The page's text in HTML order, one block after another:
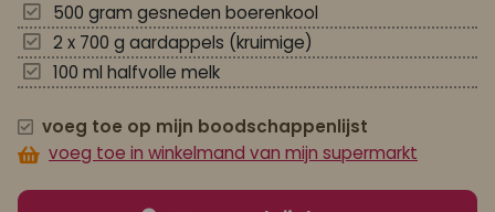
500 gram gesneden boerenkool
2 x 700 g aardappels (kruimige)
100 ml halfvolle melk
voeg toe op mijn boodschappenlijst
voeg toe in winkelmand van mijn supermarkt